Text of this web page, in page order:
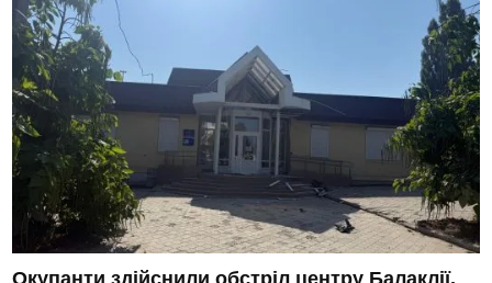
Окупанти здійснили обстріл центру Балаклії,